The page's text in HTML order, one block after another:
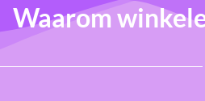
Waarom